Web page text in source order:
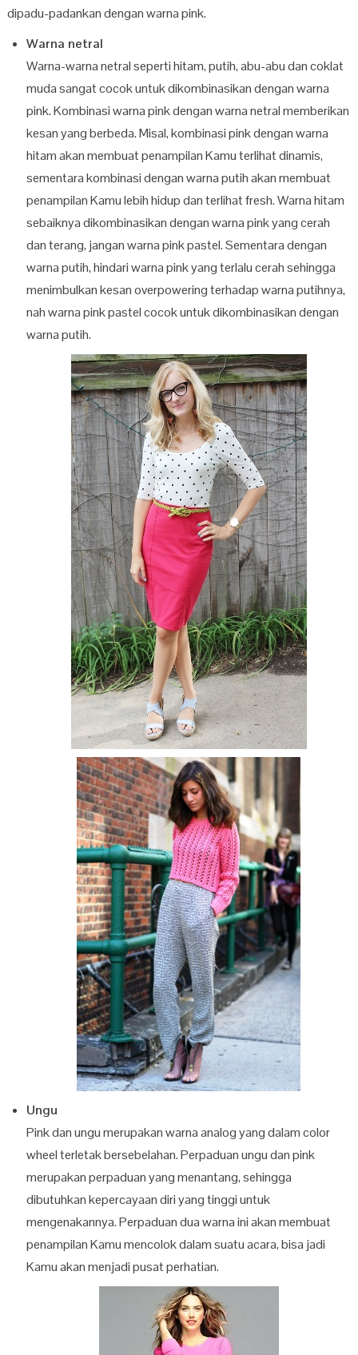
dipadu-padankan dengan warna pink.
Warna netral
Warna-warna netral seperti hitam, putih, abu-abu dan coklat
muda sangat cocok untuk dikombinasikan dengan warna
pink. Kombinasi warna pink dengan warna netral memberikan
kesan yang berbeda. Misal, kombinasi pink dengan warna
hitam akan membuat penampilan Kamu terlihat dinamis,
sementara kombinasi dengan warna putih akan membuat
penampilan Kamu lebih hidup dan terlihat fresh. Warna hitam
sebaiknya dikombinasikan dengan warna pink yang cerah
dan terang, jangan warna pink pastel. Sementara dengan
warna putih, hindari warna pink yang terlalu cerah sehingga
menimbulkan kesan overpowering terhadap warna putihnya,
nah warna pink pastel cocok untuk dikombinasikan dengan
warna putih.
Ungu
Pink dan ungu merupakan warna analog yang dalam color
wheel terletak bersebelahan. Perpaduan ungu dan pink
merupakan perpaduan yang menantang, sehingga
dibutuhkan kepercayaan diri yang tinggi untuk
mengenakannya. Perpaduan dua warna ini akan membuat
penampilan Kamu mencolok dalam suatu acara, bisa jadi
Kamu akan menjadi pusat perhatian.